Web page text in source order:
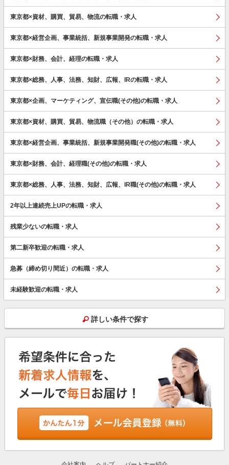
東京都×資材、購買、貿易、物流の転職・求人
東京都×経営企画、事業統括、新規事業開発の転職・求人
東京都×財務、会計、経理の転職・求人
東京都×総務、人事、法務、知財、広報、IRの転職・求人
東京都×企画、マーケティング、宣伝職(その他)の転職・求人
東京都×資材、購買、貿易、物流職（その他）の転職・求人
東京都×経営企画、事業統括、新規事業開発職(その他)の転職・求人
東京都×財務、会計、経理職(その他)の転職・求人
東京都×総務、人事、法務、知財、広報、IR職(その他)の転職・求人
2年以上連続売上UPの転職・求人
残業少ないの転職・求人
第二新卒歓迎の転職・求人
急募（締め切り間近）の転職・求人
未経験歓迎の転職・求人
詳しい条件で探す